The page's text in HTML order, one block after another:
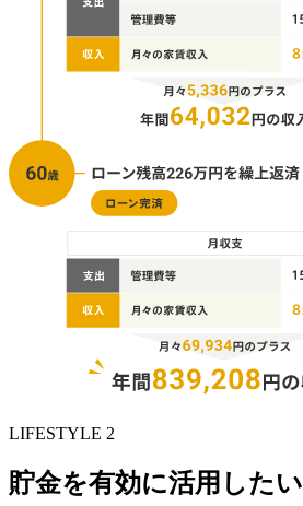
LIFESTYLE 2
貯金を有効に活用したい